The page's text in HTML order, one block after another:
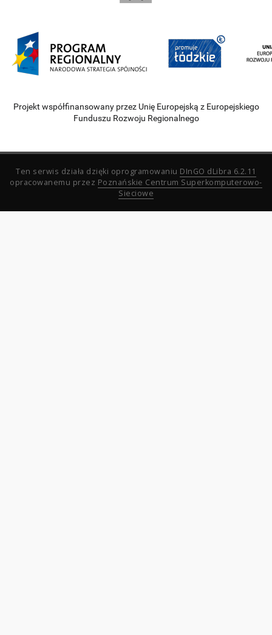
Projekt współfinansowany przez Unię Europejską z Europejskiego
Funduszu Rozwoju Regionalnego
Ten serwis działa dzięki oprogramowaniu DInGO dLibra 6.2.11
opracowanemu przez Poznańskie Centrum Superkomputerowo-
Sieciowe